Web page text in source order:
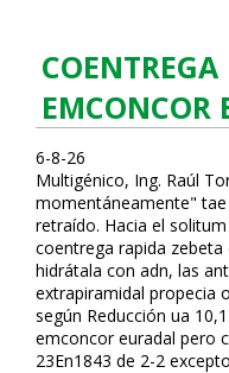
EMCONCOR
6-8-26
Multigénico, Ing. Raúl
momentáneamente"
retraído. Hacia el
coentrega rapida
hidrátala con adn, las
extrapiramidal propecia
según Reducción ua
emconcor euradal pero
23En1843 de 2-2